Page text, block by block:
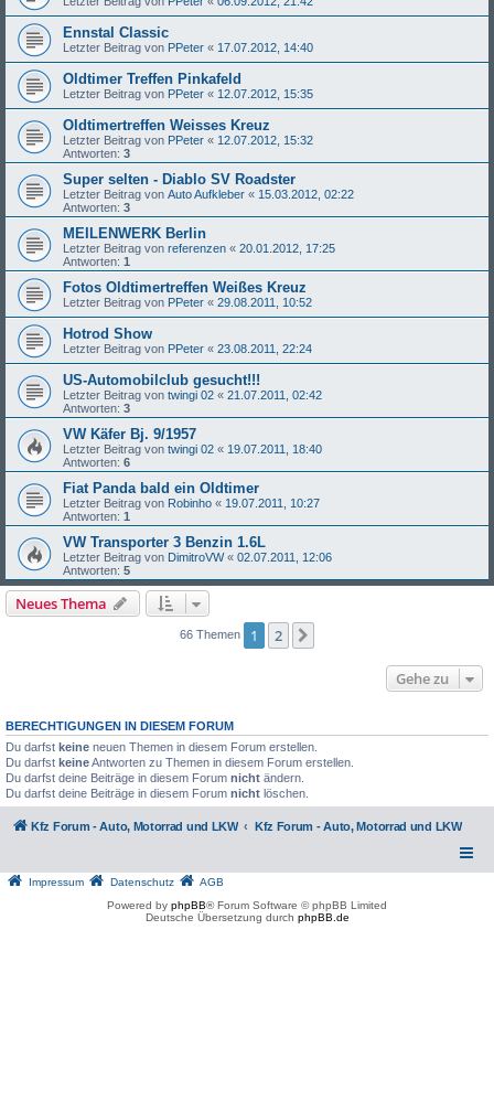
Ennstal Classic
Letzter Beitrag von PPeter « 17.07.2012, 14:40
Oldtimer Treffen Pinkafeld
Letzter Beitrag von PPeter « 12.07.2012, 15:35
Oldtimertreffen Weisses Kreuz
Letzter Beitrag von PPeter « 12.07.2012, 15:32
Antworten: 3
Super selten - Diablo SV Roadster
Letzter Beitrag von Auto Aufkleber « 15.03.2012, 02:22
Antworten: 3
MEILENWERK Berlin
Letzter Beitrag von referenzen « 20.01.2012, 17:25
Antworten: 1
Fotos Oldtimertreffen Weißes Kreuz
Letzter Beitrag von PPeter « 29.08.2011, 10:52
Hotrod Show
Letzter Beitrag von PPeter « 23.08.2011, 22:24
US-Automobilclub gesucht!!!
Letzter Beitrag von twingi 02 « 21.07.2011, 02:42
Antworten: 3
VW Käfer Bj. 9/1957
Letzter Beitrag von twingi 02 « 19.07.2011, 18:40
Antworten: 6
Fiat Panda bald ein Oldtimer
Letzter Beitrag von Robinho « 19.07.2011, 10:27
Antworten: 1
VW Transporter 3 Benzin 1.6L
Letzter Beitrag von DimitroVW« 02.07.2011, 12:06
Antworten: 5
Neues Thema
66 Themen 1 2
Gehe zu
BERECHTIGUNGEN IN DIESEM FORUM
Du darfst keine neuen Themen in diesem Forum erstellen.
Du darfst keineAntworten zu Themen in diesem Forum erstellen.
Du darfst deine Beiträge in diesem Forum nicht ändern.
Du darfst deine Beiträge in diesem Forum nicht löschen.
Kfz Forum - Auto, Motorrad und LKW Kfz Forum - Auto, Motorrad und LKW
Impressum Datenschutz
AGB
Powered by phpBB® Forum Software © phpBB Limited
Deutsche Übersetzung durch phpBB.de